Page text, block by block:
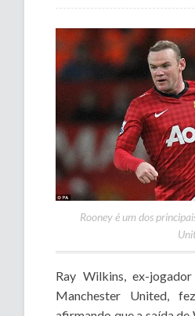
Rooney é um dos
Ray Wilkins, ex-
Manchester United,